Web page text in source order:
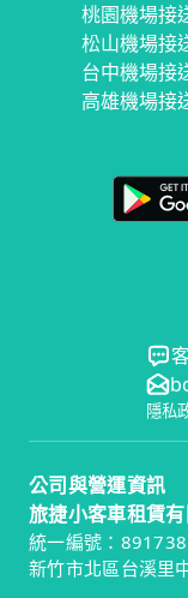
桃園機場接
松山機場接
台中機場接
高雄機場接
隱私
公司與營運資訊
旅捷小客車租賃
統一編號：
新竹市北區台溪里